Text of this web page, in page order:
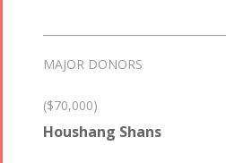
MAJOR DONORS
($70,000)
Houshang Shans